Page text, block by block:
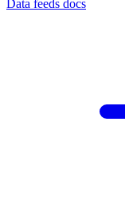
Data feeds docs